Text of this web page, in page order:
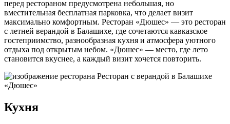
перед рестораном предусмотрена небольшая, но
вместительная бесплатная парковка, что делает визит
максимально комфортным. Ресторан «Дюшес» — это ресторан
с летней верандой в Балашихе, где сочетаются кавказское
гостеприимство, разнообразная кухня и атмосфера уютного
отдыха под открытым небом. «Дюшес» — место, где лето
становится вкуснее, а каждый визит хочется повторить.
Кухня